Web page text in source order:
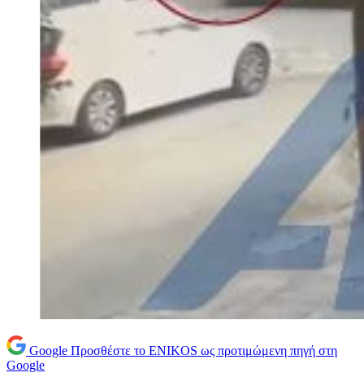
Google Προσθέστε το ENIKOS ως προτιμώμενη πηγή στη
Google